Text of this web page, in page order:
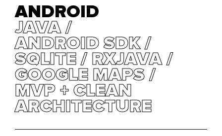
ANDROID
JAVA
ANDROID SDK
SQLITE RXJAVA
GOOGLE MAPS
MVP + CLEAN
ARCHITECTURE
JAVA
ANDROID SDK
SQLITE RXJAVA
GOOGLE MAPS
MVP + CLEAN
ARCHITECTURE